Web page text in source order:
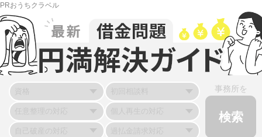
PRおうちクラベル
事務所を